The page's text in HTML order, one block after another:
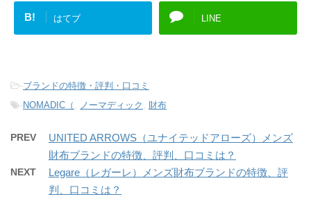
B! はてブ LINE
-ブランドの特徴・評判・口コミ
-NOMADIC（ , ノーマディック , 財布
PREV
UNITED ARROWS（ユナイテッドアローズ）メンズ
財布ブランドの特徴、評判、口コミは？
NEXT
Legare（レガーレ）メンズ財布ブランドの特徴、評
判、口コミは？